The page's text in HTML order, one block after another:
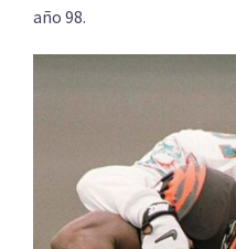
año 98.